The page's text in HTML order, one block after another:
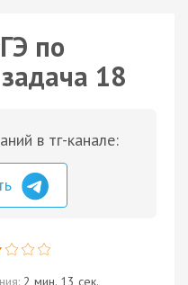
по
18
в тг-канале:
2 мин. 13 сек.